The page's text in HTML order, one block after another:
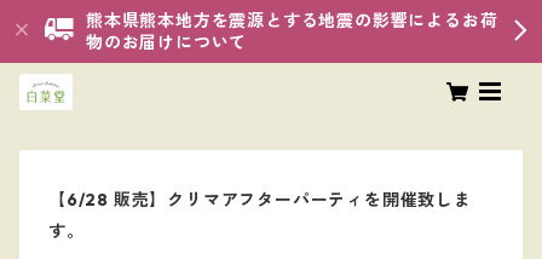
熊本県熊本地方を震源とする地震の影響によるお荷
物のお届けについて
【6/28 販売】クリマアフターパーティを開催致しま
す。